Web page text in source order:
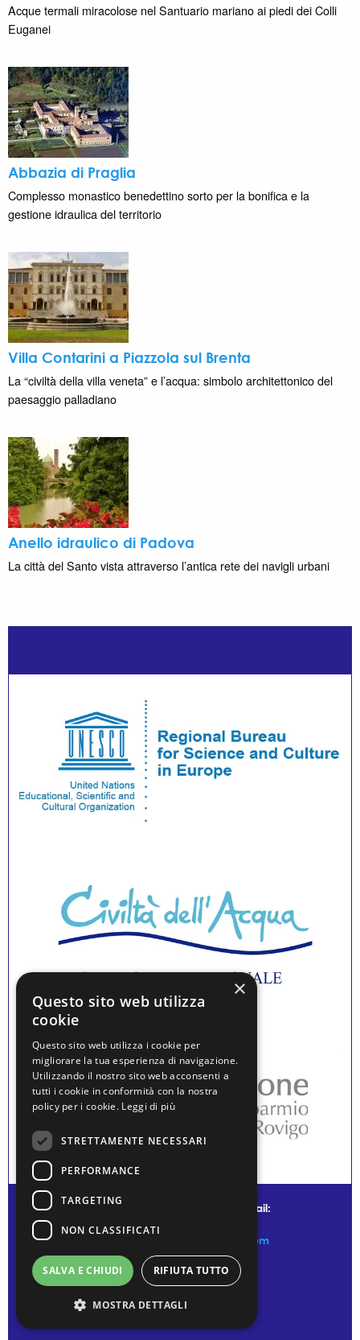
Acque termali miracolose nel Santuario mariano ai piedi dei Colli
Euganei
Abbazia di Praglia
Complesso monastico benedettino sorto per la bonifica e la
gestione idraulica del territorio
Villa Contarini a Piazzola sul Brenta
La “civiltà della villa veneta” e l’acqua: simbolo architettonico del
paesaggio palladiano
Anello idraulico di Padova
La città del Santo vista attraverso l’antica rete dei navigli urbani
© water museum of venice - mail:
info@watermuseumofvenice.com
×
Questo sito web utilizza
cookie
Questo sito web utilizza i cookie per
migliorare la tua esperienza di navigazione.
Utilizzando il nostro sito web acconsenti a
tutti i cookie in conformità con la nostra
policy per i cookie. Leggi di più
STRETTAMENTE NECESSARI
PERFORMANCE
TARGETING
NON CLASSIFICATI
SALVA E CHIUDI RIFIUTA TUTTO
MOSTRA DETTAGLI